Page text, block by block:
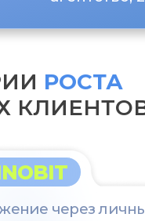
PR-кампания в СНГ
15M+
ХОЧУ ТАКЖЕ